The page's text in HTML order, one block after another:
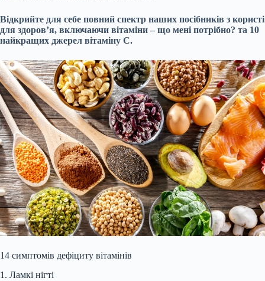
Відкрийте для себе повний спектр наших посібників з користі
для здоров’я, включаючи вітаміни – що мені потрібно? та 10
найкращих джерел вітаміну С.
14 симптомів дефіциту вітамінів
1. Ламкі нігті